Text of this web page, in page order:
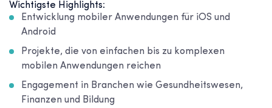
Wichtigste Highlights:
Entwicklung mobiler Anwendungen für iOS und
Android
Projekte, die von einfachen bis zu komplexen
mobilen Anwendungen reichen
Engagement in Branchen wie Gesundheitswesen,
Finanzen und Bildung